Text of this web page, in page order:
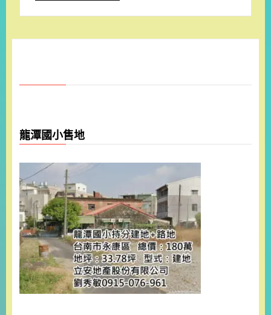
龍潭國小售地